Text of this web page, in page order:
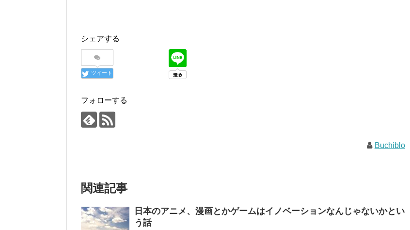
シェアする
ツイート
フォローする
Buchiblo
関連記事
日本のアニメ、漫画とかゲームはイノベーションなんじゃないかとい
う話